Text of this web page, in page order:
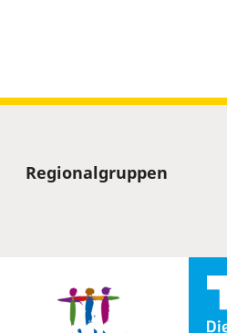
Regionalgruppen